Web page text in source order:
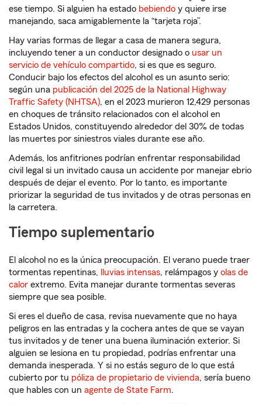
ese tiempo. Si alguien ha estado bebiendo y quiere irse
manejando, saca amigablemente la “tarjeta roja”.
Hay varias formas de llegar a casa de manera segura,
incluyendo tener a un conductor designado o usar un
servicio de vehículo compartido, si es que es seguro.
Conducir bajo los efectos del alcohol es un asunto serio:
según una publicación del 2025 de la National Highway
Traffic Safety (NHTSA), en el 2023 murieron 12,429 personas
en choques de tránsito relacionados con el alcohol en
Estados Unidos, constituyendo alrededor del 30% de todas
las muertes por siniestros viales durante ese año.
Además, los anfitriones podrían enfrentar responsabilidad
civil legal si un invitado causa un accidente por manejar ebrio
después de dejar el evento. Por lo tanto, es importante
priorizar la seguridad de tus invitados y de otras personas en
la carretera.
Tiempo suplementario
El alcohol no es la única preocupación. El verano puede traer
tormentas repentinas,
lluvias intensas, relámpagos y olas de
calor extremo. Evita manejar durante tormentas severas
siempre que sea posible.
Si eres el dueño de casa, revisa nuevamente que no haya
peligros en las entradas y la cochera antes de que se vayan
tus invitados y de tener una buena iluminación exterior. Si
alguien se lesiona en tu propiedad, podrías enfrentar una
demanda inesperada. Y si no estás seguro de lo que está
cubierto por tu póliza de propietario de vivienda, sería bueno
que hables con un agente de State Farm.